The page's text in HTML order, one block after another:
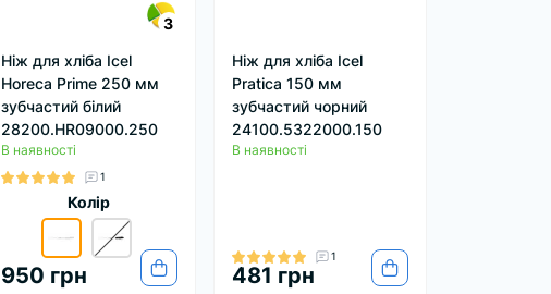
3
Ніж для хліба Icel
Horeca Prime 250 мм
зубчастий білий
28200.HR09000.250
В наявності
1
Колір
950 грн
Ніж для хліба Icel
Pratica 150 мм
зубчастий чорний
24100.5322000.150
В наявності
1
481 грн